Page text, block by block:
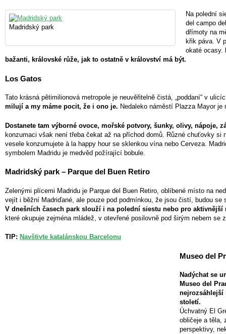
Madridský park
Na polední
del campo
dřímoty na
křik páva. V
okaté ocasy.
bažanti, královské růže, jak to ostatně v království má být.
Los Gatos
Tato krásná pětimilionová metropole je neuvěřitelně čistá, „poddaní“ v
milují a my máme pocit, že i ono je. Nedaleko náměstí Plazza Mayor je
Dostanete tam výborné ovoce, mořské potvory, šunky, olivy, nápoje,
konzumaci však není třeba čekat až na příchod domů. Různé chuťovky si
vesele konzumujete à la happy hour se sklenkou vína nebo Cerveza.
symbolem Madridu je medvěd požírající bobule.
Madridský park – Parque del Buen Retiro
Zelenými plícemi Madridu je Parque del Buen Retiro, oblíbené místo na
vejít i běžní Madriďané, ale pouze pod podmínkou, že jsou čistí, budou se
V dnešních časech park slouží i na polední siestu nebo pro
které okupuje zejména mládež, v otevřené posilovně pod širým nebem se
TIP: Navštivte katalánskou Barcelonu
Museo del
Nadýchat se
Museo del
nejrozsáhlejší
století.
Úchvatný El
obličeje a těla,
perspektivy,